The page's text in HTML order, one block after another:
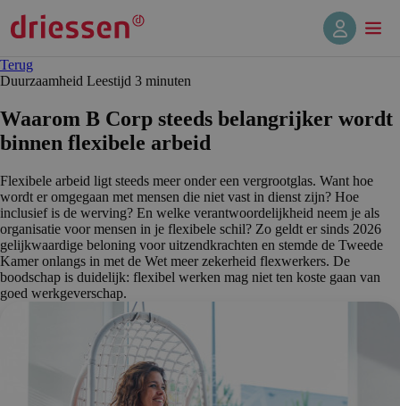
Terug
Duurzaamheid Leestijd 3 minuten
Waarom B Corp steeds belangrijker wordt
binnen flexibele arbeid
Flexibele arbeid ligt steeds meer onder een vergrootglas. Want hoe
wordt er omgegaan met mensen die niet vast in dienst zijn? Hoe
inclusief is de werving? En welke verantwoordelijkheid neem je als
organisatie voor mensen in je flexibele schil? Zo geldt er sinds 2026
gelijkwaardige beloning voor uitzendkrachten en stemde de Tweede
Kamer onlangs in met de Wet meer zekerheid flexwerkers. De
boodschap is duidelijk: flexibel werken mag niet ten koste gaan van
goed werkgeverschap.